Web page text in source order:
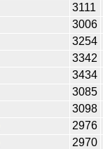
3111
3006
3254
3342
3434
3085
3098
2976
2970